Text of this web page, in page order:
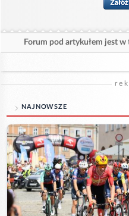
Forum pod artykułem jest
NAJNOWSZE